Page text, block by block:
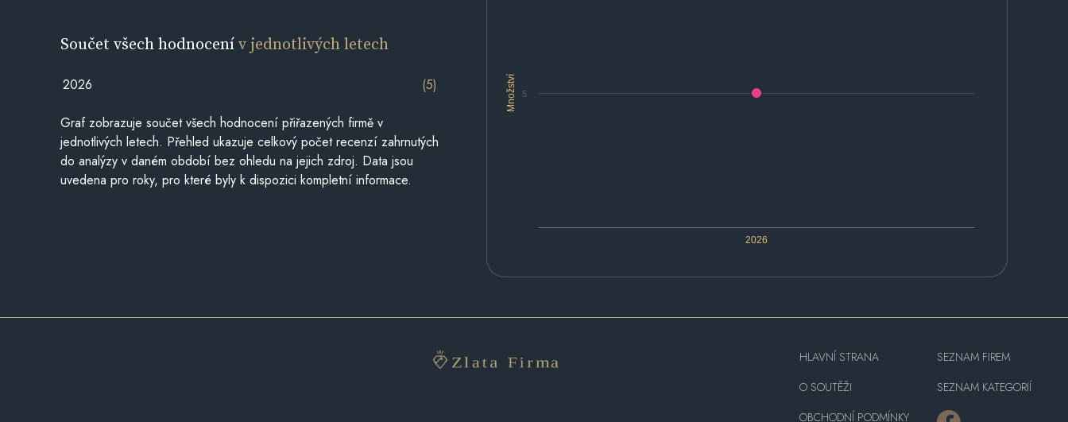
Množství
2026
5
Součet všech hodnocenív jednotlivých letech
2026 (5)
Graf zobrazuje součet všech hodnocení přiřazených firmě v
jednotlivých letech. Přehled ukazuje celkový počet recenzí zahrnutých
do analýzy v daném období bez ohledu na jejich zdroj. Data jsou
uvedena pro roky, pro které byly k dispozici kompletní informace.
HLAVNÍ STRANA
O SOUTĚŽI
OBCHODNÍ PODMÍNKY
SEZNAM FIREM
SEZNAM KATEGORIÍ